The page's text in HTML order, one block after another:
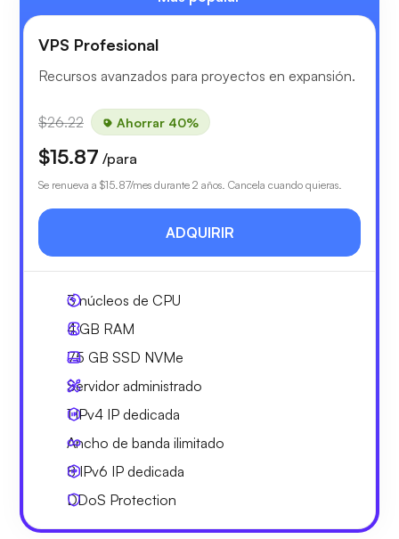
VPS Profesional
Recursos avanzados para proyectos en expansión.
$26.22 Ahorrar 40%
$15.87 /para
Se renueva a $15.87/mes durante 2 años. Cancela cuando quieras.
ADQUIRIR
3núcleos de CPU
4 GB RAM
75 GB SSD NVMe
Servidor administrado
1 IPv4 IP dedicada
Ancho de banda ilimitado
8 IPv6 IP dedicada
DDoS Protection